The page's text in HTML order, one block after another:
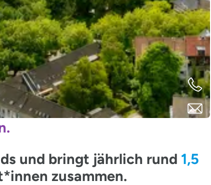
und bringt jährlich rund 1,5
zusammen.